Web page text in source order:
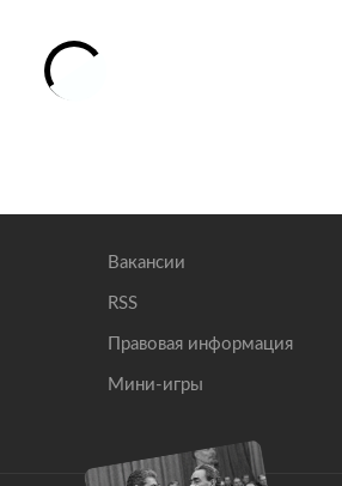
Вакансии
RSS
Правовая информация
Мини-игры